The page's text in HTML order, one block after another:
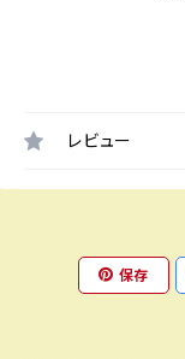
レビュー
保存